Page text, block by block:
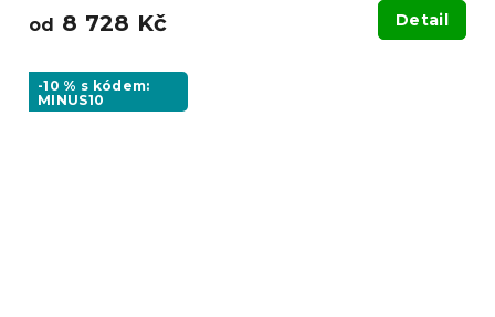
od 8 728 Kč Detail
-10 % s kódem:
MINUS10